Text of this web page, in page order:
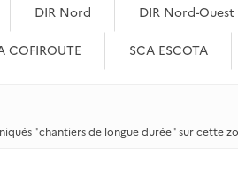
DIR Nord DIR Nord-Ouest
COFIROUTE SCA ESCOTA
"chantiers de longue durée" sur cette